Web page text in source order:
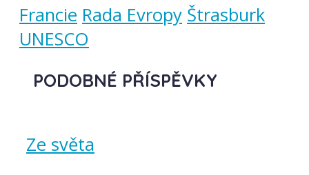
Francie Rada Evropy Štrasburk
UNESCO
PODOBNÉ PŘÍSPĚVKY
Ze světa